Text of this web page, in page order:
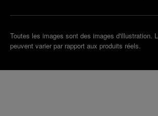
Toutes les images sont des images d'illustration.
peuvent varier par rapport aux produits réels.